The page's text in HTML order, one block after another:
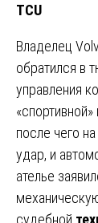
TCU
Владелец
обратился в
управления
после чего
удар, и
ателье
судебной